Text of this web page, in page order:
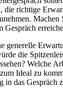
die richtige
Machen
Gespräch
generelle
die
Welche
Ideal zu
in das Gespräch